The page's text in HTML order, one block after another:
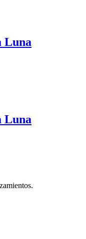
Luna
Luna